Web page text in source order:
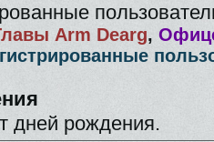
Arm Dearg,
дней рождения.